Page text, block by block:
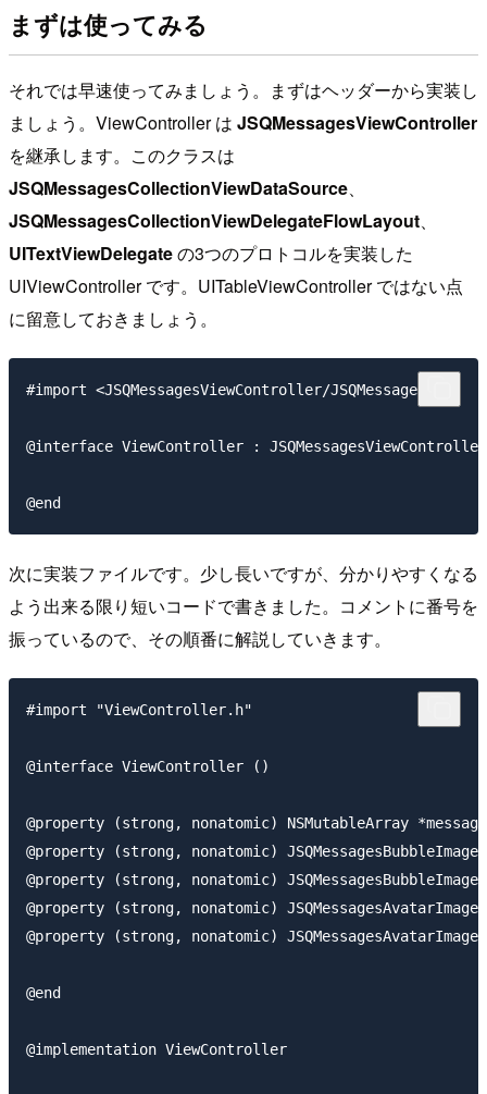
まずは使ってみる
それでは早速使ってみましょう。まずはヘッダーから実装し
ましょう。ViewController は JSQMessagesViewController
を継承します。このクラスは
JSQMessagesCollectionViewDataSource、
JSQMessagesCollectionViewDelegateFlowLayout、
UITextViewDelegateの3つのプロトコルを実装した
UIViewController です。UITableViewController ではない点
に留意しておきましょう。
#import <JSQMessagesViewController/JSQMessages.h>
@interface ViewController : JSQMessagesViewController
次に実装ファイルです。少し長いですが、分かりやすくなる
よう出来る限り短いコードで書きました。コメントに番号を
振っているので、その順番に解説していきます。
#import "ViewController.h"
@interface ViewController ()
@property (strong, nonatomic) NSMutableArray
@property (strong, nonatomic)
@property (strong, nonatomic)
@property (strong, nonatomic)
@property (strong, nonatomic)
@end
@implementation ViewController